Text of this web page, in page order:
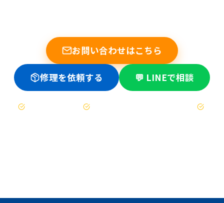
お問い合わせはこちら
修理を依頼する 💬 LINEで相談